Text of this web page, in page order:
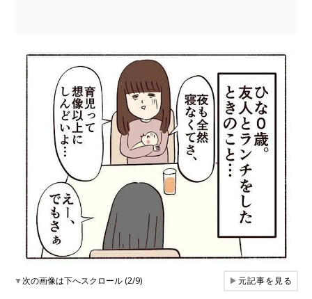
▼次の画像は下へスクロール (2/9) ▶元記事を見る